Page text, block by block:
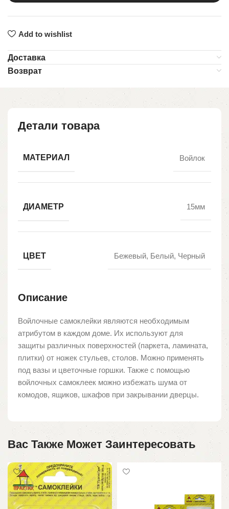
Add to wishlist
Доставка
Возврат
Детали товара
МАТЕРИАЛ Войлок
ДИАМЕТР 15мм
ЦВЕТ Бежевый, Белый, Черный
Описание
Войлочные самоклейки являются необходимым
атрибутом в каждом доме. Их используют для
защиты различных поверхностей (паркета, ламината,
плитки) от ножек стульев, столов. Можно применять
под вазы и цветочные горшки. Также с помощью
войлочных самоклеек можно избежать шума от
комодов, ящиков, шкафов при закрывании дверцы.
Вас Также Может Заинтересовать